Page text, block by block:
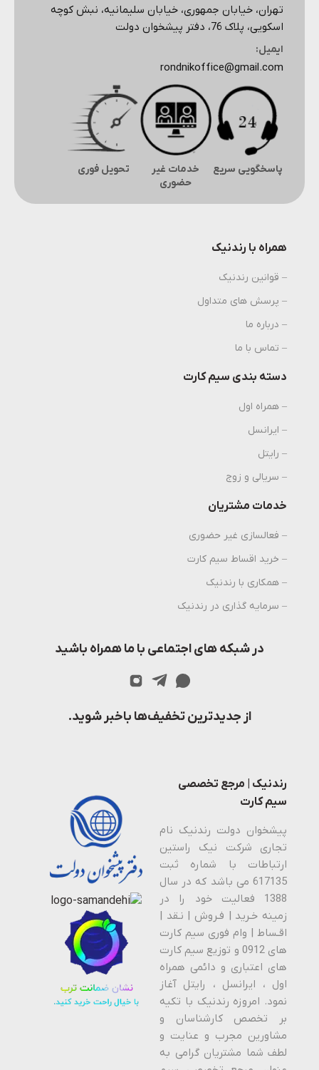
تهران، خیابان جمهوری، خیابان سلیمانیه، نبش کوچه
اسکویی، پلاک 76، دفتر پیشخوان دولت
ایمیل:
rondnikoffice@gmail.com
پاسخگویی سریع
خدمات غیر
حضوری
تحویل فوری
همراه با رندنیک
– قوانین رندنیک
– پرسش های متداول
– درباره ما
– تماس با ما
دسته بندی سیم کارت
– همراه اول
– ایرانسل
– رایتل
– سریالی و زوج
خدمات مشتریان
– فعالسازی غیر حضوری
– خرید اقساط سیم کارت
– همکاری با رندنیک
– سرمایه گذاری در رندنیک
در شبکه های اجتماعی با ما همراه باشید
از جدیدترین تخفیف‌ها باخبر شوید.
رندنیک | مرجع تخصصی
سیم کارت
پیشخوان دولت رندنیک نام
تجاری شرکت نیک راستین
ارتباطات با شماره ثبت
617135 می باشد که در سال
1388 فعالیت خود را در
زمینه خـرید | فـروش | نـقد |
اقـساط | وام فوری سیم کارت
های 0912 و توزیع سیم کارت
های اعتباری و دائمی همراه
اول ، ایرانسل ، رایتل آغاز
نمود. امروزه رندنیک با تکیه
بر تخصص کارشناسان و
مشاورین مجرب و عنایت و
لطف شما مشتریان گرامی به